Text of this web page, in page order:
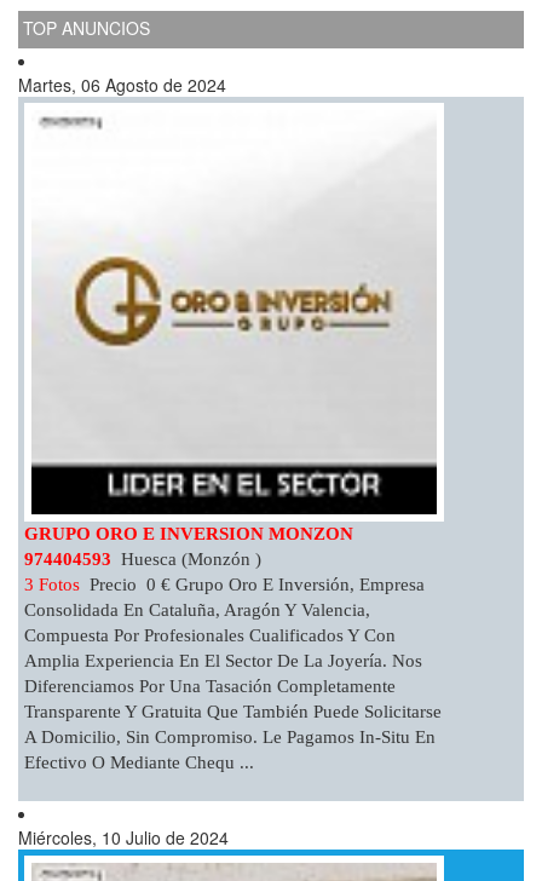
TOP ANUNCIOS
Martes, 06 Agosto de 2024
GRUPO ORO E INVERSION MONZON
974404593 Huesca (Monzón )
3 Fotos Precio 0 € Grupo Oro E Inversión, Empresa
Consolidada En Cataluña, Aragón Y Valencia,
Compuesta Por Profesionales Cualificados Y Con
Amplia Experiencia En El Sector De La Joyería. Nos
Diferenciamos Por Una Tasación Completamente
Transparente Y Gratuita Que También Puede Solicitarse
A Domicilio, Sin Compromiso. Le Pagamos In-Situ En
Efectivo O Mediante Chequ ...
Miércoles, 10 Julio de 2024